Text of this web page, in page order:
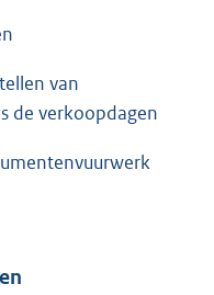
van
de verkoopdagen